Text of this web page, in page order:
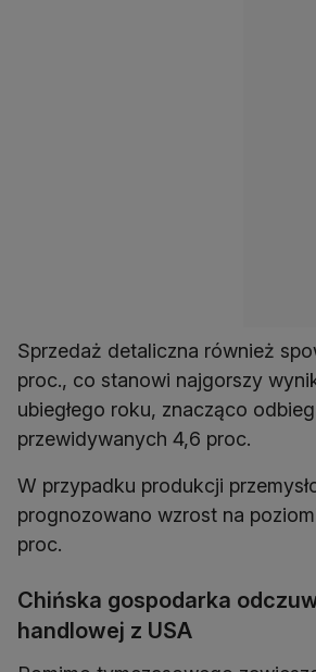
Sprzedaż detaliczna również
proc., co stanowi najgorszy
ubiegłego roku, znacząco
W przypadku produkcji
prognozowano wzrost na
Chińska gospodarka
handlowej z USA